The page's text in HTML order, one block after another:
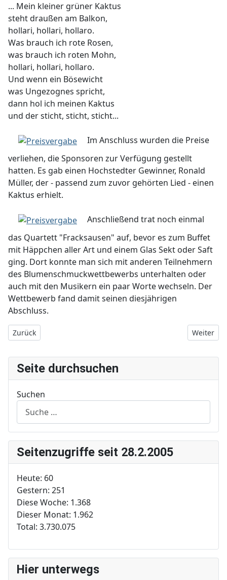
... Mein kleiner grüner Kaktus
steht draußen am Balkon,
hollari, hollari, hollaro.
Was brauch ich rote Rosen,
was brauch ich roten Mohn,
hollari, hollari, hollaro.
Und wenn ein Bösewicht
was Ungezognes spricht,
dann hol ich meinen Kaktus
und der sticht, sticht, sticht...
Im Anschluss wurden die Preise
verliehen, die Sponsoren zur Verfügung gestellt
hatten. Es gab einen Hochstedter Gewinner, Ronald
Müller, der - passend zum zuvor gehörten Lied - einen
Kaktus erhielt.
Anschließend trat noch einmal
das Quartett "Fracksausen" auf, bevor es zum Buffet
mit Häppchen aller Art und einem Glas Sekt oder Saft
ging. Dort konnte man sich mit anderen Teilnehmern
des Blumenschmuckwettbewerbs unterhalten oder
auch mit den Musikern ein paar Worte wechseln. Der
Wettbewerb fand damit seinen diesjährigen
Abschluss.
Vorheriger Beitrag: Walzer und Wein
Zurück Nächster
Weiter
Seite durchsuchen
Suchen
Seitenzugriffe seit 28.2.2005
Heute: 60
Gestern: 251
Diese Woche: 1.368
Dieser Monat: 1.962
Total: 3.730.075
Hier unterwegs